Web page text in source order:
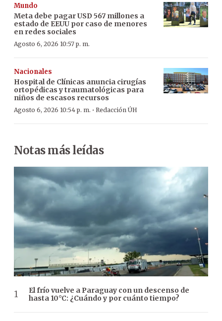
Mundo
Meta debe pagar USD 567 millones a
estado de EEUU por caso de menores
en redes sociales
Agosto 6, 2026 10:57 p. m.
Nacionales
Hospital de Clínicas anuncia cirugías
ortopédicas y traumatológicas para
niños de escasos recursos
Agosto 6, 2026 10:54 p. m. · Redacción ÚH
Notas más leídas
El frío vuelve a Paraguay con un descenso de
hasta 10°C: ¿Cuándo y por cuánto tiempo?